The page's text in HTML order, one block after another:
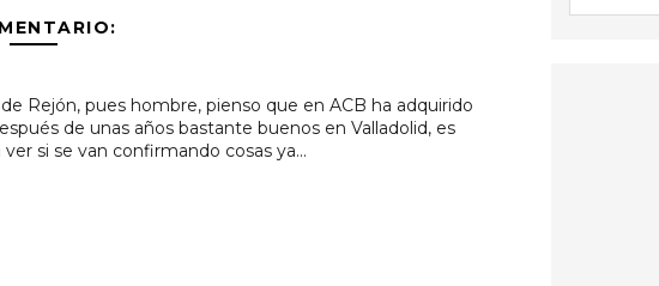
Rejón, pues hombre, pienso que en ACB ha adquirido
de unas años bastante buenos en Valladolid, es
si se van confirmando cosas ya...